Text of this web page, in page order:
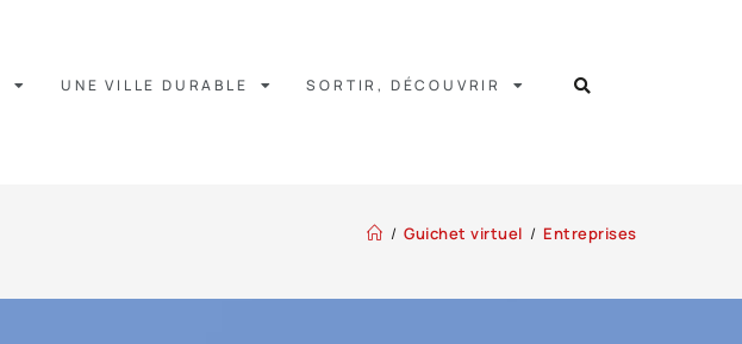
UNE VILLE DURABLE SORTIR, DÉCOUVRIR
/ Guichet virtuel / Entreprises